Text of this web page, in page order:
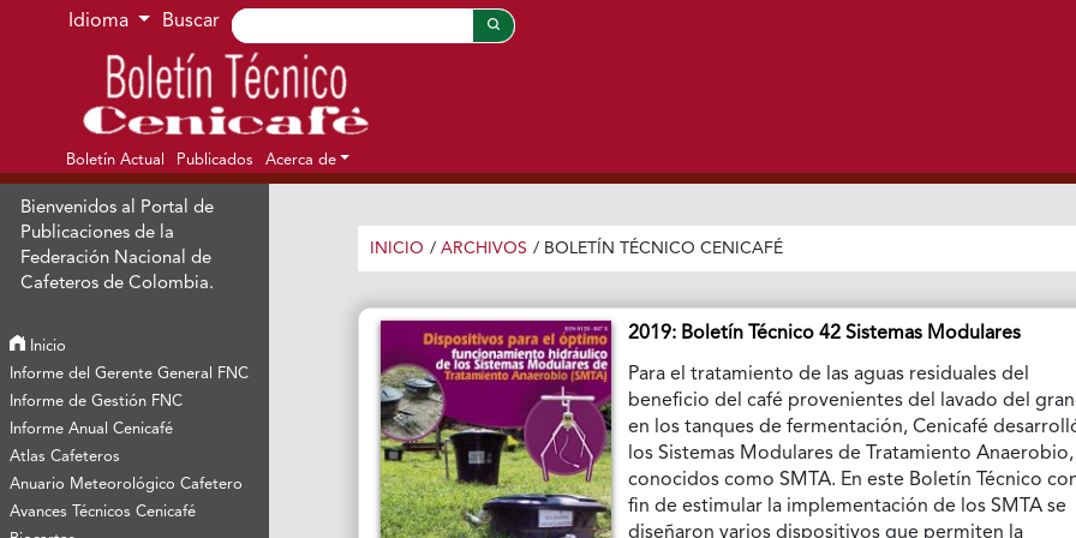
Ir al menú de navegación principal
Ir al contenido principal
Ir al pie de página del sitio
Idioma Buscar
Boletín Actual Publicados Acerca de
Bienvenidos al Portal de
Publicaciones de la
Federación Nacional de
Cafeteros de Colombia.
Inicio
Informe del Gerente General FNC
Informe de Gestión FNC
Informe Anual Cenicafé
Atlas Cafeteros
Anuario Meteorológico Cafetero
Avances Técnicos Cenicafé
INICIO / ARCHIVOS / BOLETÍN TÉCNICO CENICAFÉ
2019: Boletín Técnico 42 Sistemas Modulares
Para el tratamiento de las aguas residuales del
beneficio del café provenientes del lavado del
en los tanques de fermentación, Cenicafé
los Sistemas Modulares de Tratamiento Anaerobio,
conocidos como SMTA. En este Boletín Técnico
fin de estimular la implementación de los SMTA se
diseñaron varios dispositivos que permiten la